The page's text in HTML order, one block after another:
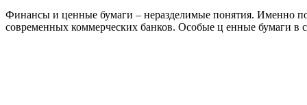
Финансы и ценные бумаги – неразделимые понятия. Именно
современных коммерческих банков. Особые ц енные бумаги в